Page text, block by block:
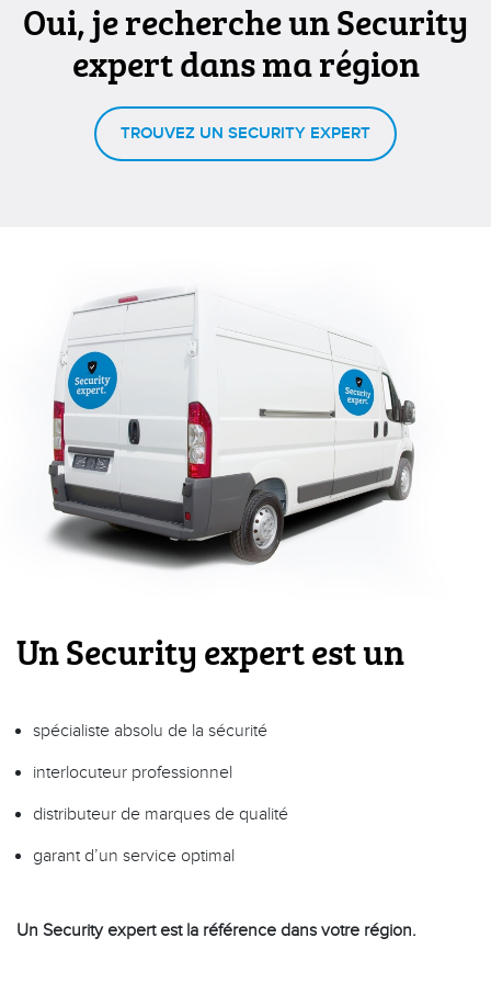
à
blog
Oui, je recherche un Security
expert dans ma région
TROUVEZ UN SECURITY EXPERT
Un Security expert est un
spécialiste absolu de la sécurité
interlocuteur professionnel
distributeur de marques de qualité
garant d’un service optimal
Un Security expert est la référence dans votre région.